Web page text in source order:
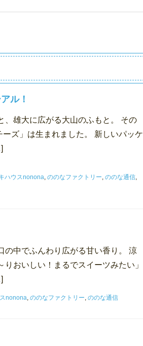
ル！
雄大に広がる大山のふもと。 その
ズ」は生まれました。 新しいパッケ
ハウスnonona, ののなファクトリー, ののな通信,
の中でふんわり広がる甘い香り。 涼
おいしい！まるでスイーツみたい」
nonona ののなファクトリー ののな通信